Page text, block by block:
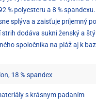
% polyesteru a 8 %
splýva a zaisťuje príjemný
strih dodáva sukni ženský a
spoločníka na pláž aj k
18 % spandex
s krásnym padaním